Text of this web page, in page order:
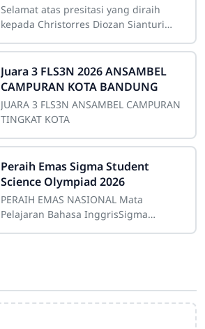
Selamat atas presitasi yang diraih
kepada Christorres Diozan Sianturi
sebagai Juara 1 lomba Foto Leopard
Gecko
Juara 3 FLS3N 2026 ANSAMBEL
CAMPURAN KOTA BANDUNG
JUARA 3 FLS3N ANSAMBEL CAMPURAN
TINGKAT KOTA
Peraih Emas Sigma Student
Science Olympiad 2026
PERAIH EMAS NASIONAL Mata
Pelajaran Bahasa InggrisSigma